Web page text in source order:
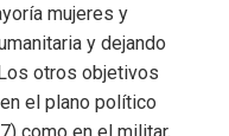
mujeres y
y dejando
otros objetivos
el plano político